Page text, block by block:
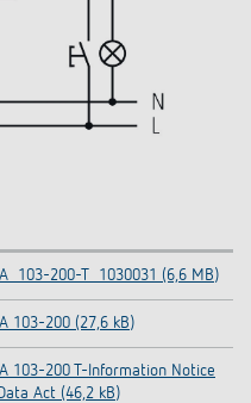
200-T_1030031 (6,6 MB)
103-200 (27,6 kB)
103-200 T-Information Notice
Act (46,2 kB)